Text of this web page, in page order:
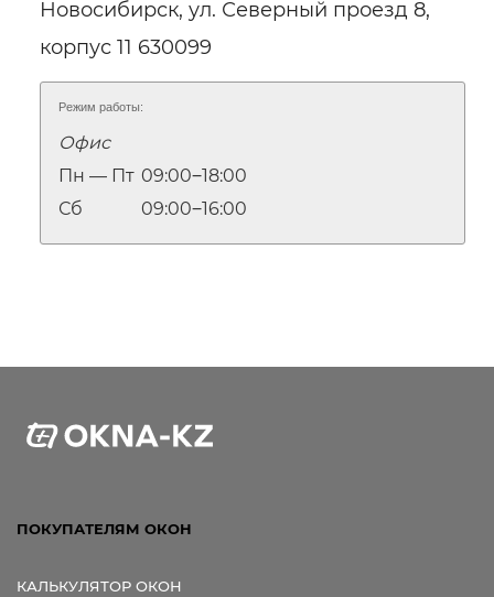
Новосибирск, ул. Северный проезд 8,
корпус 11 630099
Режим работы:
Офис
Пн — Пт 09:00‒18:00
Сб
09:00‒16:00
ПОКУПАТЕЛЯМ ОКОН
КАЛЬКУЛЯТОР ОКОН